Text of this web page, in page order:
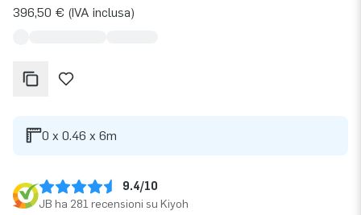
396,50 € (IVA inclusa)
0 x 0.46 x 6m
9.4/10
JB ha 281 recensioni su Kiyoh